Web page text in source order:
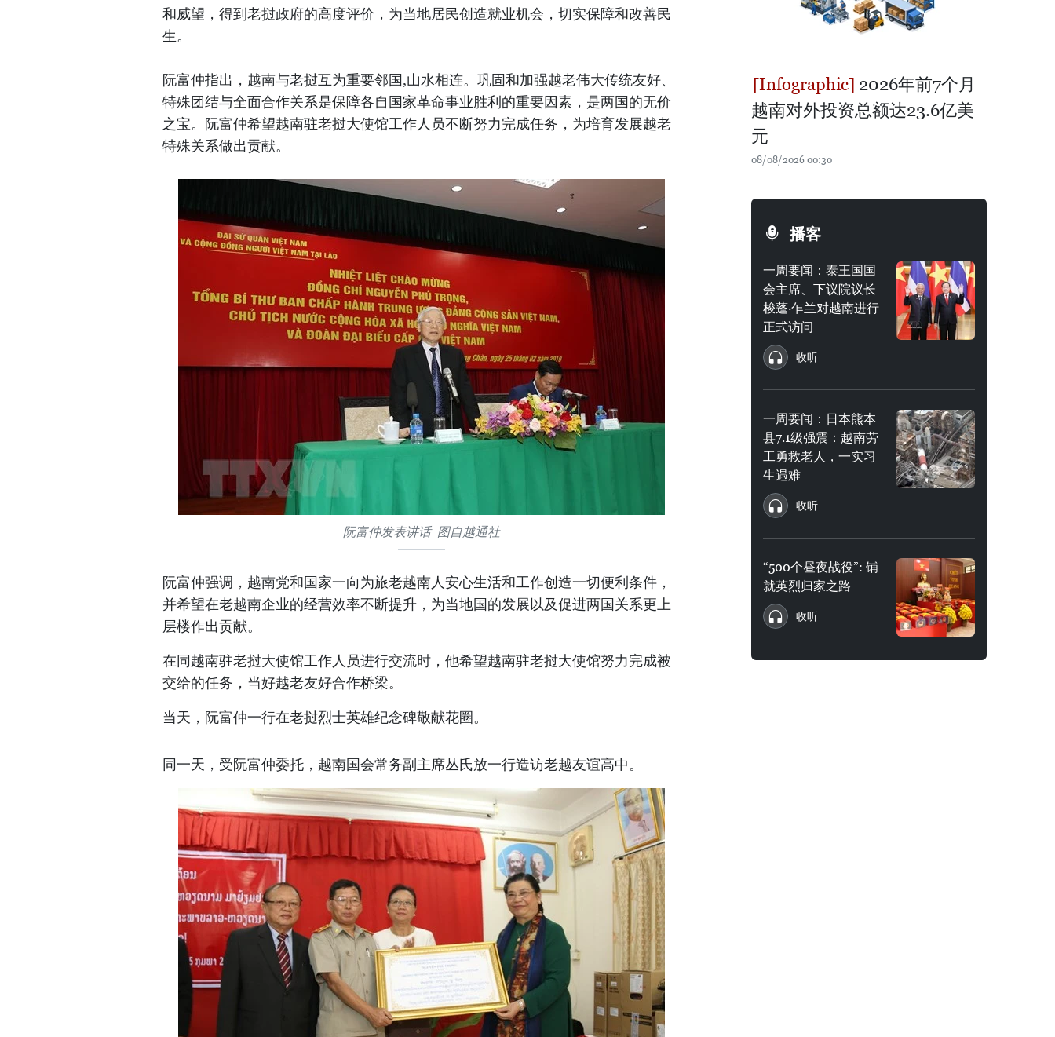
和威望，得到老挝政府的高度评价，为当地居民创造就业机会，切实保障和改善民
生。
阮富仲指出，越南与老挝互为重要邻国,山水相连。巩固和加强越老伟大传统友好、
特殊团结与全面合作关系是保障各自国家革命事业胜利的重要因素，是两国的无价
之宝。阮富仲希望越南驻老挝大使馆工作人员不断努力完成任务，为培育发展越老
特殊关系做出贡献。
阮富仲发表讲话 图自越通社
阮富仲强调，越南党和国家一向为旅老越南人安心生活和工作创造一切便利条件，
并希望在老越南企业的经营效率不断提升，为当地国的发展以及促进两国关系更上
层楼作出贡献。
在同越南驻老挝大使馆工作人员进行交流时，他希望越南驻老挝大使馆努力完成被
交给的任务，当好越老友好合作桥梁。
当天，阮富仲一行在老挝烈士英雄纪念碑敬献花圈。
同一天，受阮富仲委托，越南国会常务副主席丛氏放一行造访老越友谊高中。
2026年前7个月
越南对外投资总额达23.6亿美
元
08/08/2026 00:30
播客
一周要闻：泰王国国
会主席、下议院议长
梭蓬·乍兰对越南进行
正式访问
收听
一周要闻：日本熊本
县7.1级强震：越南劳
工勇救老人，一实习
生遇难
收听
“500个昼夜战役”: 铺
就英烈归家之路
收听